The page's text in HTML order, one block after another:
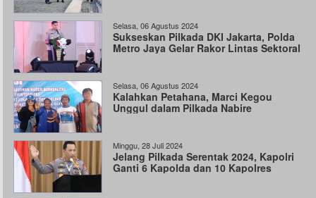
Selasa, 06 Agustus 2024
Sukseskan Pilkada DKI Jakarta, Polda
Metro Jaya Gelar Rakor Lintas Sektoral
Selasa, 06 Agustus 2024
Kalahkan Petahana, Marci Kegou
Unggul dalam Pilkada Nabire
Minggu, 28 Juli 2024
Jelang Pilkada Serentak 2024, Kapolri
Ganti 6 Kapolda dan 10 Kapolres